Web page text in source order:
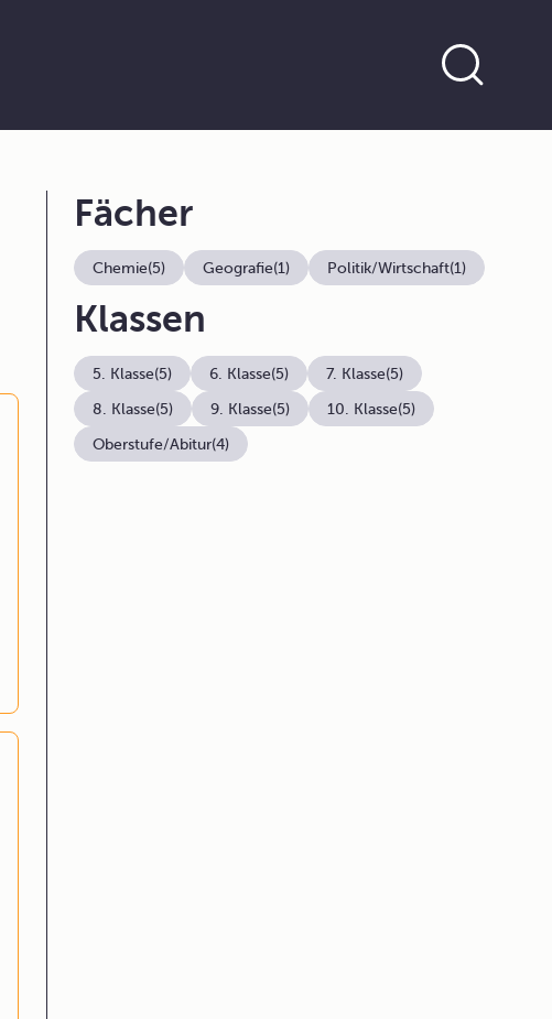
Fächer
Chemie(5) Geografie(1) Politik/Wirtschaft(1)
Klassen
5. Klasse(5) 6. Klasse(5) 7. Klasse(5)
8. Klasse(5) 9. Klasse(5) 10. Klasse(5)
Oberstufe/Abitur(4)